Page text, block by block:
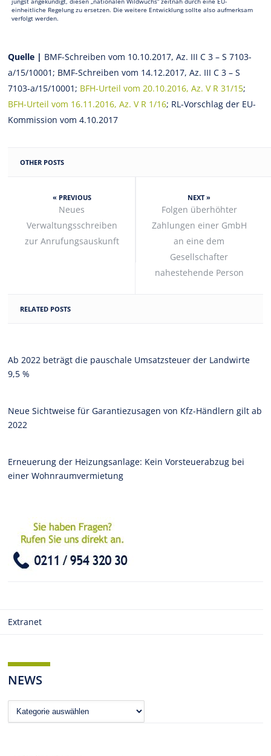
einheitliche Regelung zu ersetzen. Die weitere Entwicklung sollte also aufmerksam
verfolgt werden.
Quelle | BMF-Schreiben vom 10.10.2017, Az. III C 3 – S 7103-
a/15/10001; BMF-Schreiben vom 14.12.2017, Az. III C 3 – S
7103-a/15/10001; BFH-Urteil vom 20.10.2016, Az. V R 31/15;
BFH-Urteil vom 16.11.2016, Az. V R 1/16; RL-Vorschlag der EU-
Kommission vom 4.10.2017
OTHER POSTS
« PREVIOUS
Neues
Verwaltungsschreiben
zur Anrufungsauskunft
NEXT »
Folgen überhöhter
Zahlungen einer GmbH
an eine dem
Gesellschafter
nahestehende Person
RELATED POSTS
Ab 2022 beträgt die pauschale Umsatzsteuer der Landwirte
9,5 %
Neue Sichtweise für Garantiezusagen von Kfz-Händlern gilt ab
2022
Erneuerung der Heizungsanlage: Kein Vorsteuerabzug bei
einer Wohnraumvermietung
Extranet
NEWS
News